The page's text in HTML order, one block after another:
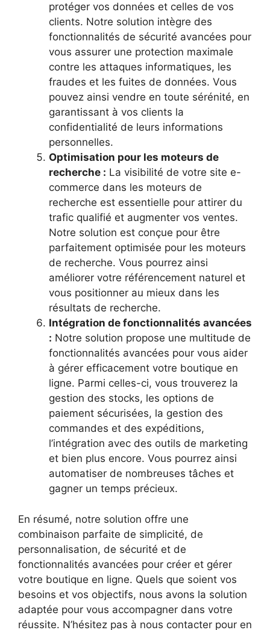
protéger vos données et celles de vos
clients. Notre solution intègre des
fonctionnalités de sécurité avancées pour
vous assurer une protection maximale
contre les attaques informatiques, les
fraudes et les fuites de données. Vous
pouvez ainsi vendre en toute sérénité, en
garantissant à vos clients la
confidentialité de leurs informations
personnelles.
Optimisation pour les moteurs de
recherche : La visibilité de votre site e-
commerce dans les moteurs de
recherche est essentielle pour attirer du
trafic qualifié et augmenter vos ventes.
Notre solution est conçue pour être
parfaitement optimisée pour les moteurs
de recherche. Vous pourrez ainsi
améliorer votre référencement naturel et
vous positionner au mieux dans les
résultats de recherche.
Intégration de fonctionnalités avancées
: Notre solution propose une multitude de
fonctionnalités avancées pour vous aider
à gérer efficacement votre boutique en
ligne. Parmi celles-ci, vous trouverez la
gestion des stocks, les options de
paiement sécurisées, la gestion des
commandes et des expéditions,
l’intégration avec des outils de marketing
et bien plus encore. Vous pourrez ainsi
automatiser de nombreuses tâches et
gagner un temps précieux.
En résumé, notre solution offre une
combinaison parfaite de simplicité, de
personnalisation, de sécurité et de
fonctionnalités avancées pour créer et gérer
votre boutique en ligne. Quels que soient vos
besoins et vos objectifs, nous avons la solution
adaptée pour vous accompagner dans votre
réussite. N’hésitez pas à nous contacter pour en